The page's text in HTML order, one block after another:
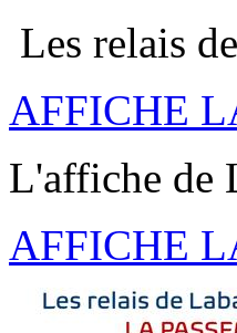
Les relais
AFFICHE
L'affiche de
AFFICHE